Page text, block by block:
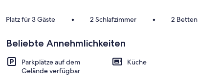
Platz für 3 Gäste • 2 Schlafzimmer • 2 Betten
Beliebte Annehmlichkeiten
Parkplätze auf dem
Gelände verfügbar
Küche